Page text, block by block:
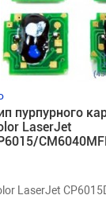
пурпурного
LaserJet
LaserJet